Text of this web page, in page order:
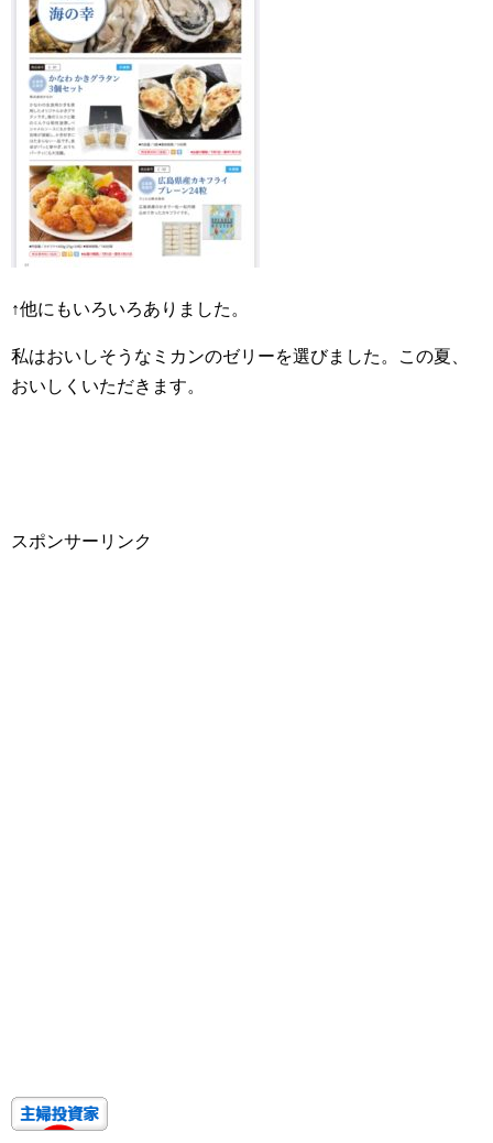
↑他にもいろいろありました。
私はおいしそうなミカンのゼリーを選びました。この夏、
おいしくいただきます。
スポンサーリンク